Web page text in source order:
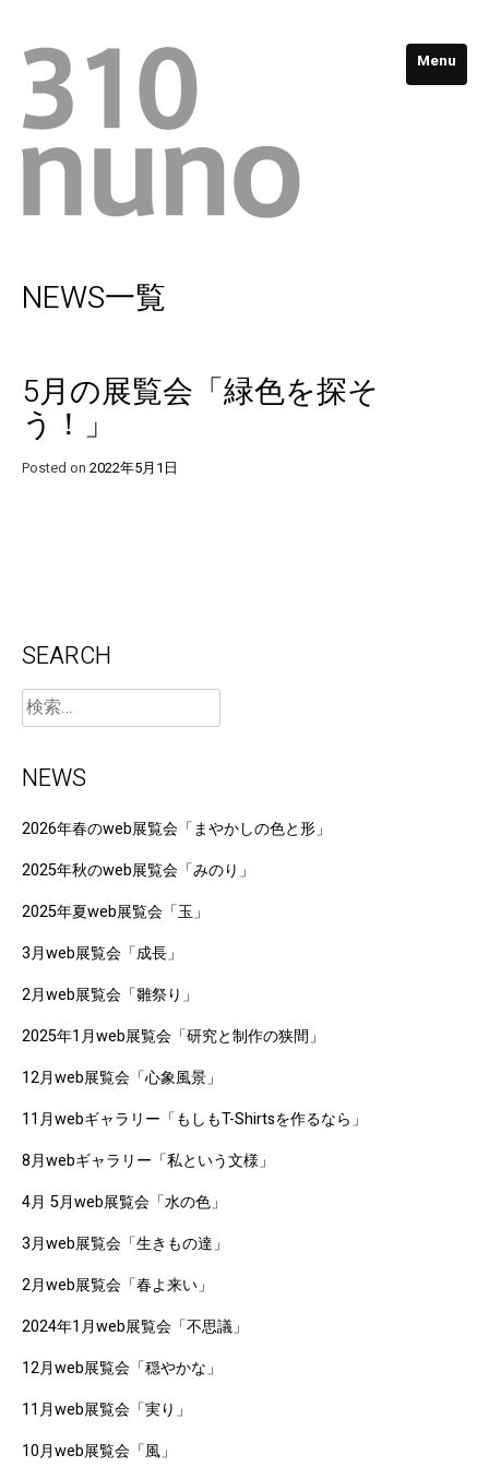
Menu
NEWS一覧
5月の展覧会「緑色を探そ
う！」
Posted on 2022年5月1日
SEARCH
NEWS
2026年春のweb展覧会「まやかしの色と形」
2025年秋のweb展覧会「みのり」
2025年夏web展覧会「玉」
3月web展覧会「成長」
2月web展覧会「雛祭り」
2025年1月web展覧会「研究と制作の狭間」
12月web展覧会「心象風景」
11月webギャラリー「もしもT-Shirtsを作るなら」
8月webギャラリー「私という文様」
4月 5月web展覧会「水の色」
3月web展覧会「生きもの達」
2月web展覧会「春よ来い」
2024年1月web展覧会「不思議」
12月web展覧会「穏やかな」
11月web展覧会「実り」
10月web展覧会「風」